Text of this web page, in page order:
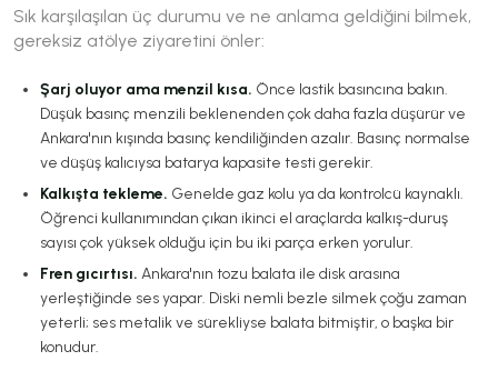
Sık karşılaşılan üç durumu ve ne anlama geldiğini bilmek,
gereksiz atölye ziyaretini önler:
Şarj oluyor ama menzil kısa. Önce lastik basıncına bakın.
Düşük basınç menzili beklenenden çok daha fazla düşürür ve
Ankara'nın kışında basınç kendiliğinden azalır. Basınç normalse
ve düşüş kalıcıysa batarya kapasite testi gerekir.
Kalkışta tekleme. Genelde gaz kolu ya da kontrolcü kaynaklı.
Öğrenci kullanımından çıkan ikinci el araçlarda kalkış-duruş
sayısı çok yüksek olduğu için bu iki parça erken yorulur.
Fren gıcırtısı. Ankara'nın tozu balata ile disk arasına
yerleştiğinde ses yapar. Diski nemli bezle silmek çoğu zaman
yeterli; ses metalik ve sürekliyse balata bitmiştir, o başka bir
konudur.